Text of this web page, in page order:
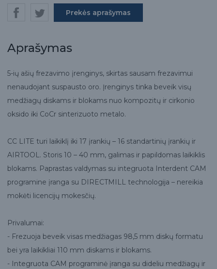
Prekės aprašymas
Aprašymas
5-ių ašių frezavimo įrenginys, skirtas sausam frezavimui
nenaudojant suspausto oro. Įrenginys tinka beveik visų
medžiagų diskams ir blokams nuo kompozitų ir cirkonio
oksido iki CoCr sinterizuoto metalo.
CC LITE turi laikiklį iki 17 įrankių – 16 standartinių įrankių ir
AIRTOOL. Storis 10 – 40 mm, galimas ir papildomas laikiklis
blokams. Paprastas valdymas su integruota Interdent CAM
programine įranga su DIRECTMILL technologija – nereikia
mokėti licencijų mokesčių.
Privalumai:
- Frezuoja beveik visas medžiagas 98,5 mm diskų formatu
bei yra laikikliai 110 mm diskams ir blokams.
- Integruota CAM programinė įranga su dideliu medžiagų ir